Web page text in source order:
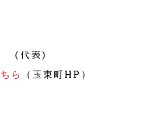
（代表）
ら （玉東町HP ）